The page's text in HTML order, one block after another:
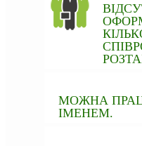
МОЖНА
ІМЕНЕМ.